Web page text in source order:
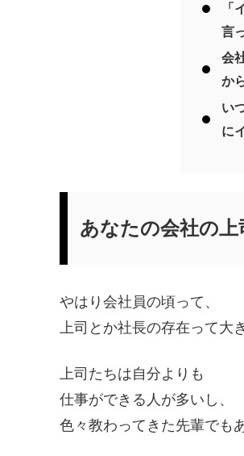
「
言
会
か
い
に
あなたの会社の
やはり会社員の頃って、
上司とか社長の存在って大
上司たちは自分よりも
仕事ができる人が多いし、
色々教わってきた先輩でも